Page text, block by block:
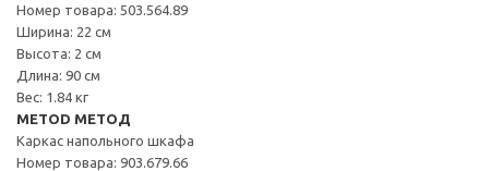
Номер товара: 503.564.89
Ширина: 22 см
Высота: 2 см
Длина: 90 см
Вес: 1.84 кг
METOD МЕТОД
Каркас напольного шкафа
Номер товара: 903.679.66